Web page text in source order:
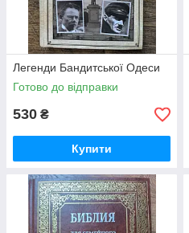
Легенди Бандитської Одеси
Готово до відправки
530 ₴
Купити